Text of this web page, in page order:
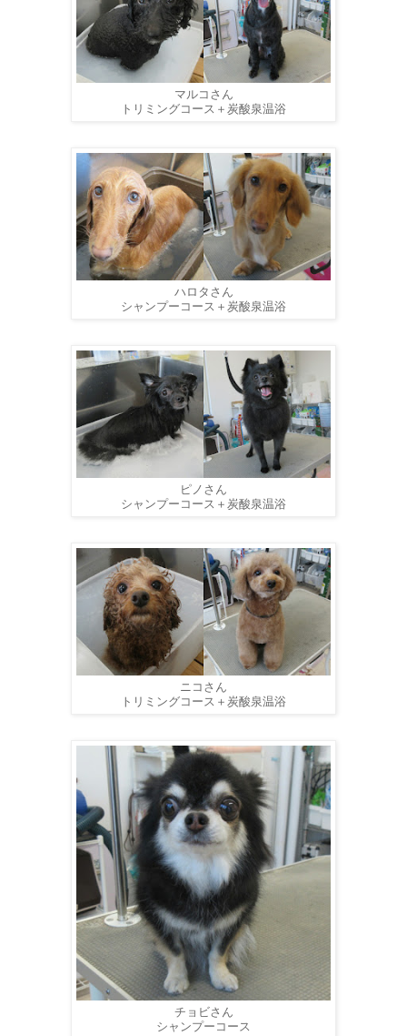
マルコさん
トリミングコース＋炭酸泉温浴
ハロタさん
シャンプーコース＋炭酸泉温浴
ピノさん
シャンプーコース＋炭酸泉温浴
ニコさん
トリミングコース＋炭酸泉温浴
チョビさん
シャンプーコース